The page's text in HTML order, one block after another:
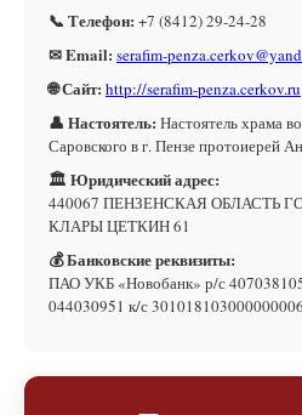
📞 Телефон: +7 (8412) 29-24-28
✉ Email: serafim-
🌐 Сайт: http://serafim-penza.cerkov.ru
👤 Настоятель: Настоятель храма
Саровского в г. Пензе протоиерей
🏛 Юридический адрес:
440067 ПЕНЗЕНСКАЯ ОБЛАСТЬ
КЛАРЫ ЦЕТКИН 61
💰 Банковские реквизиты:
ПАО УКБ «Новобанк» р/с
044030951 к/с